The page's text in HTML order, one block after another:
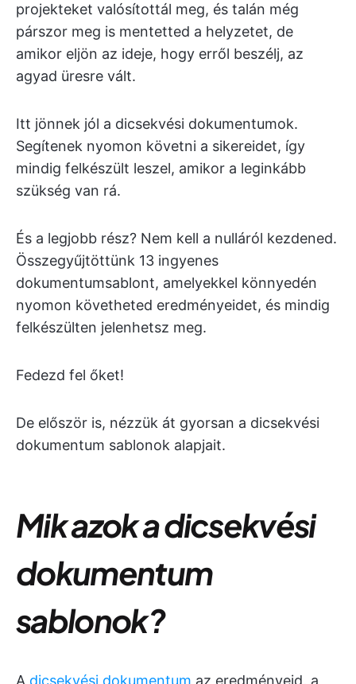
projekteket valósítottál meg, és talán még
párszor meg is mentetted a helyzetet, de
amikor eljön az ideje, hogy erről beszélj, az
agyad üresre vált.
Itt jönnek jól a dicsekvési dokumentumok.
Segítenek nyomon követni a sikereidet, így
mindig felkészült leszel, amikor a leginkább
szükség van rá.
És a legjobb rész? Nem kell a nulláról kezdened.
Összegyűjtöttünk 13 ingyenes
dokumentumsablont, amelyekkel könnyedén
nyomon követheted eredményeidet, és mindig
felkészülten jelenhetsz meg.
Fedezd fel őket!
De először is, nézzük át gyorsan a dicsekvési
dokumentum sablonok alapjait.
Mik azok a dicsekvési
dokumentum
sablonok?
A dicsekvési dokumentum az eredményeid, a